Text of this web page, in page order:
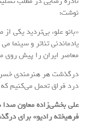
نوشت:
«بانو علو، بی‌تردید یکی
یادماندنی تئاتر و سینما
معاصر ایران را پیش روی
درگذشت هر هنرمندی
درد فراق تحمل می‌کنیم
علی بخشی‌زاده معاون صدا
فرهیخته رادیو» برای